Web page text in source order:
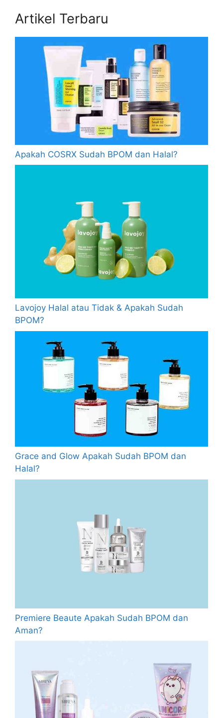
Artikel Terbaru
Apakah COSRX Sudah BPOM dan Halal?
Lavojoy Halal atau Tidak & Apakah Sudah
BPOM?
Grace and Glow Apakah Sudah BPOM dan
Halal?
Premiere Beaute Apakah Sudah BPOM dan
Aman?